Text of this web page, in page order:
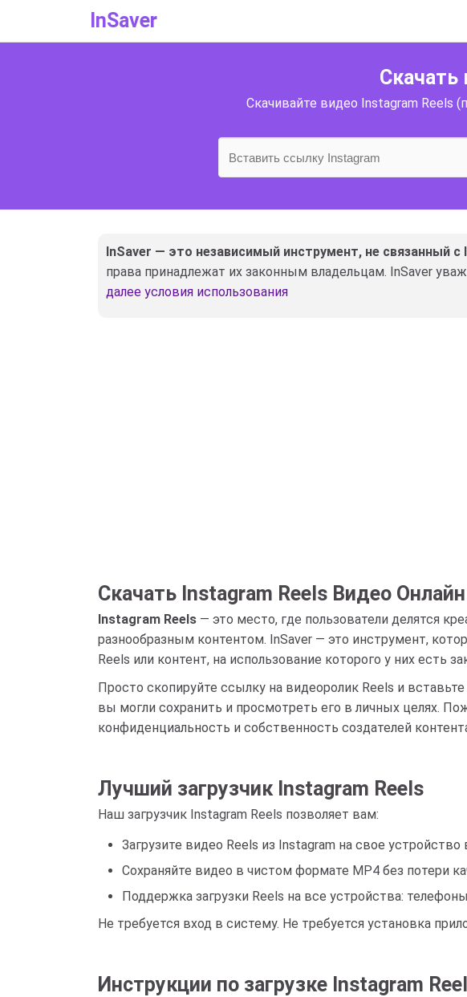
InSaver
Скачать
Скачивайте видео Instagram Reels
InSaver — это независимый инструмент, не связанный
права принадлежат их законным владельцам. InSaver
далее условия использования
Скачать Instagram Reels Видео Онлайн
Instagram Reels — это место, где пользователи делятся
разнообразным контентом. InSaver — это инструмент,
Reels или контент, на использование которого у них есть
Просто скопируйте ссылку на видеоролик Reels и вставьте
вы могли сохранить и просмотреть его в личных целях.
конфиденциальность и собственность создателей
Лучший загрузчик Instagram Reels
Наш загрузчик Instagram Reels позволяет вам:
Загрузите видео Reels из Instagram на свое устройство
Сохраняйте видео в чистом формате MP4 без потери
Поддержка загрузки Reels на все устройства:
Не требуется вход в систему. Не требуется установка
Инструкции по загрузке Instagram